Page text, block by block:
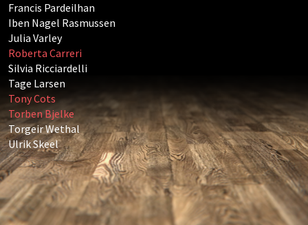
Francis Pardeilhan
Iben Nagel Rasmussen
Julia Varley
Roberta Carreri
Silvia Ricciardelli
Tage Larsen
Tony Cots
Torben Bjelke
Torgeir Wethal
Ulrik Skeel